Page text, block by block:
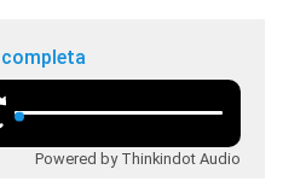
Powered by Thinkindot Audio